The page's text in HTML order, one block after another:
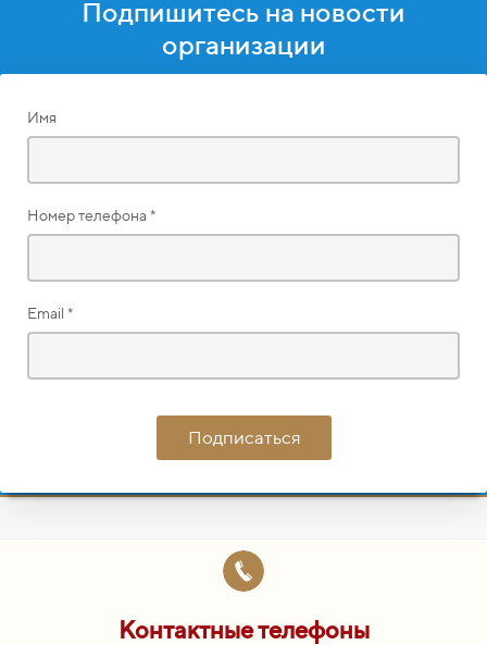
Подпишитесь на новости
организации
Имя
Номер телефона *
Email *
Подписаться
Контактные телефоны